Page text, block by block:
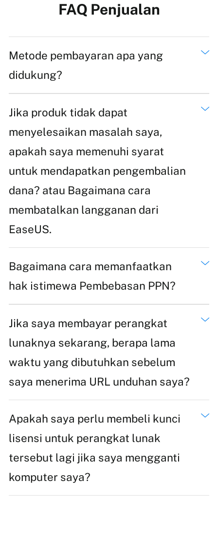
FAQ Penjualan
Metode pembayaran apa yang
didukung?
Jika produk tidak dapat
menyelesaikan masalah saya,
apakah saya memenuhi syarat
untuk mendapatkan pengembalian
dana? atau Bagaimana cara
membatalkan langganan dari
EaseUS.
Bagaimana cara memanfaatkan
hak istimewa Pembebasan PPN?
Jika saya membayar perangkat
lunaknya sekarang, berapa lama
waktu yang dibutuhkan sebelum
saya menerima URL unduhan saya?
Apakah saya perlu membeli kunci
lisensi untuk perangkat lunak
tersebut lagi jika saya mengganti
komputer saya?